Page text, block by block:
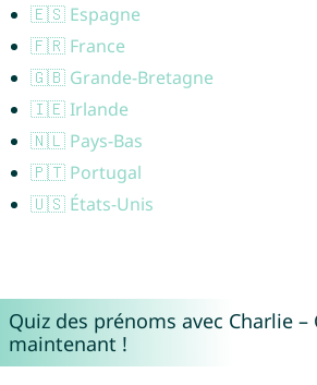
🇪🇸 Espagne
🇫🇷 France
🇬🇧 Grande-Bretagne
🇮🇪 Irlande
🇳🇱 Pays-Bas
🇵🇹 Portugal
🇺🇸 États-Unis
Quiz des prénoms avec Charlie –
maintenant !